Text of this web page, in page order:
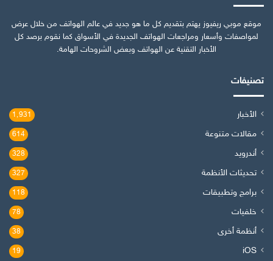
موقع موبي ريفيوز يهتم بتقديم كل ما هو جديد في عالم الهواتف من خلال عرض
لمواصفات وأسعار ومراجعات الهواتف الجديدة في الأسواق كما نقوم برصد كل
الأخبار التقنية عن الهواتف وبعض الشروحات الهامة.
تصنيفات
الأخبار 1٬931
مقالات متنوعة 614
أندرويد 328
تحديثات الأنظمة 327
برامج وتطبيقات 118
خلفيات 78
أنظمة أخرى 38
iOS
19